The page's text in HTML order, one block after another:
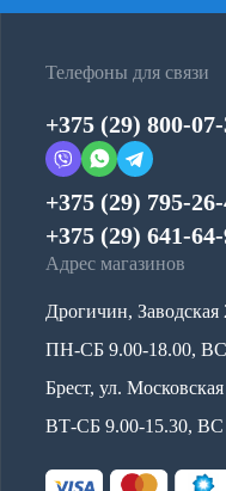
Телефоны для связи
+375 (29) 800-
+375 (29) 795-
+375 (29) 641-
Адрес магазинов
Дрогичин, Заводская
ПН-СБ 9.00-18.00, ВС
Брест, ул.
ВТ-СБ 9.00-15.30, ВС